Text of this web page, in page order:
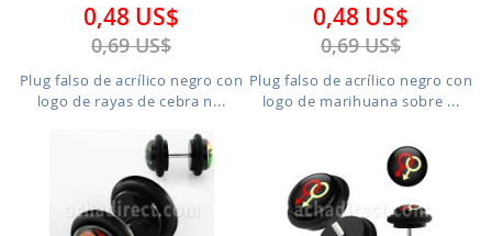
0,48 US$
0,69 US$
Plug falso de acrílico negro con
logo de rayas de cebra n...
0,48 US$
0,69 US$
Plug falso de acrílico negro con
logo de marihuana sobre ...